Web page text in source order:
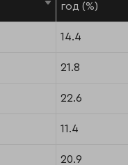
год (%)
14.4
21.8
22.6
11.4
20.9